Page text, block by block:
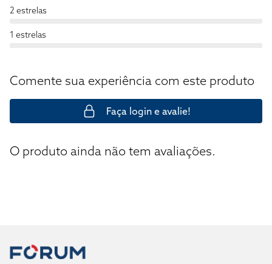
2 estrelas
1 estrelas
Comente sua experiência com este produto
Faça login e avalie!
O produto ainda não tem avaliações.